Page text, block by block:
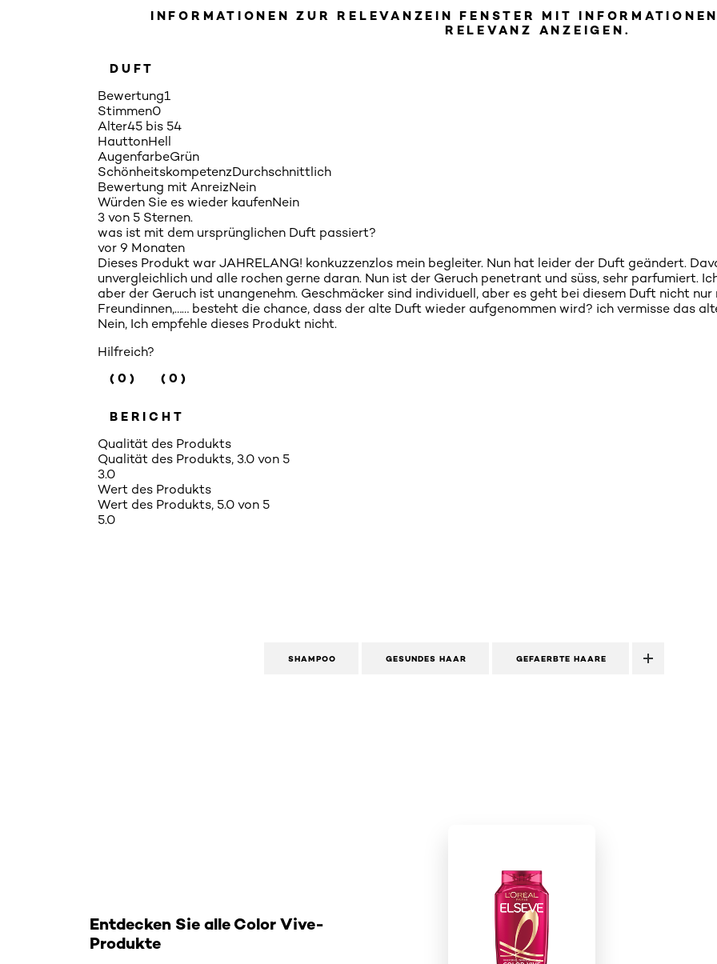
INFORMATIONEN ZUR RELEVANZEIN FENSTER MIT
RELEVANZ ANZEIGEN.
DUFT
Bewertung1
Stimmen0
Alter45 bis 54
HauttonHell
AugenfarbeGrün
SchönheitskompetenzDurchschnittlich
Bewertung mit AnreizNein
Würden Sie es wieder kaufenNein
3 von 5 Sternen.
was ist mit dem ursprünglichen Duft passiert?
vor 9 Monaten
Dieses Produkt war JAHRELANG! konkuzzenzlos mein begleiter. Nun hat leider der Duft geändert.
unvergleichlich und alle rochen gerne daran. Nun ist der Geruch penetrant und süss, sehr parfumiert.
aber der Geruch ist unangenehm. Geschmäcker sind individuell, aber es geht bei diesem Duft nicht
Freundinnen,…… besteht die chance, dass der alte Duft wieder aufgenommen wird? ich vermisse das
Nein, Ich empfehle dieses Produkt nicht.
Hilfreich?
(0)
(0)
BERICHT
Qualität des Produkts
Qualität des Produkts, 3.0 von 5
3.0
Wert des Produkts
Wert des Produkts, 5.0 von 5
5.0
SHAMPOO GESUNDES HAAR GEFAERBTE HAARE
Entdecken Sie alle Color Vive-
Produkte